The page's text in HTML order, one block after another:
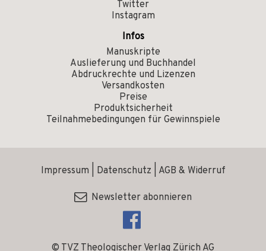
Twitter
Instagram
Infos
Manuskripte
Auslieferung und Buchhandel
Abdruckrechte und Lizenzen
Versandkosten
Preise
Produktsicherheit
Teilnahmebedingungen für Gewinnspiele
© TVZ Theologischer Verlag Zürich AG
Impressum Datenschutz AGB & Widerruf
Newsletter abonnieren